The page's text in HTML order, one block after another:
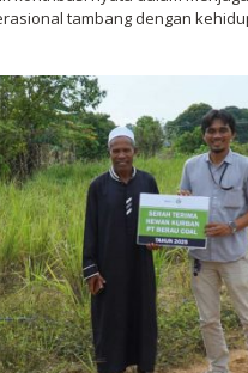
tambang dengan